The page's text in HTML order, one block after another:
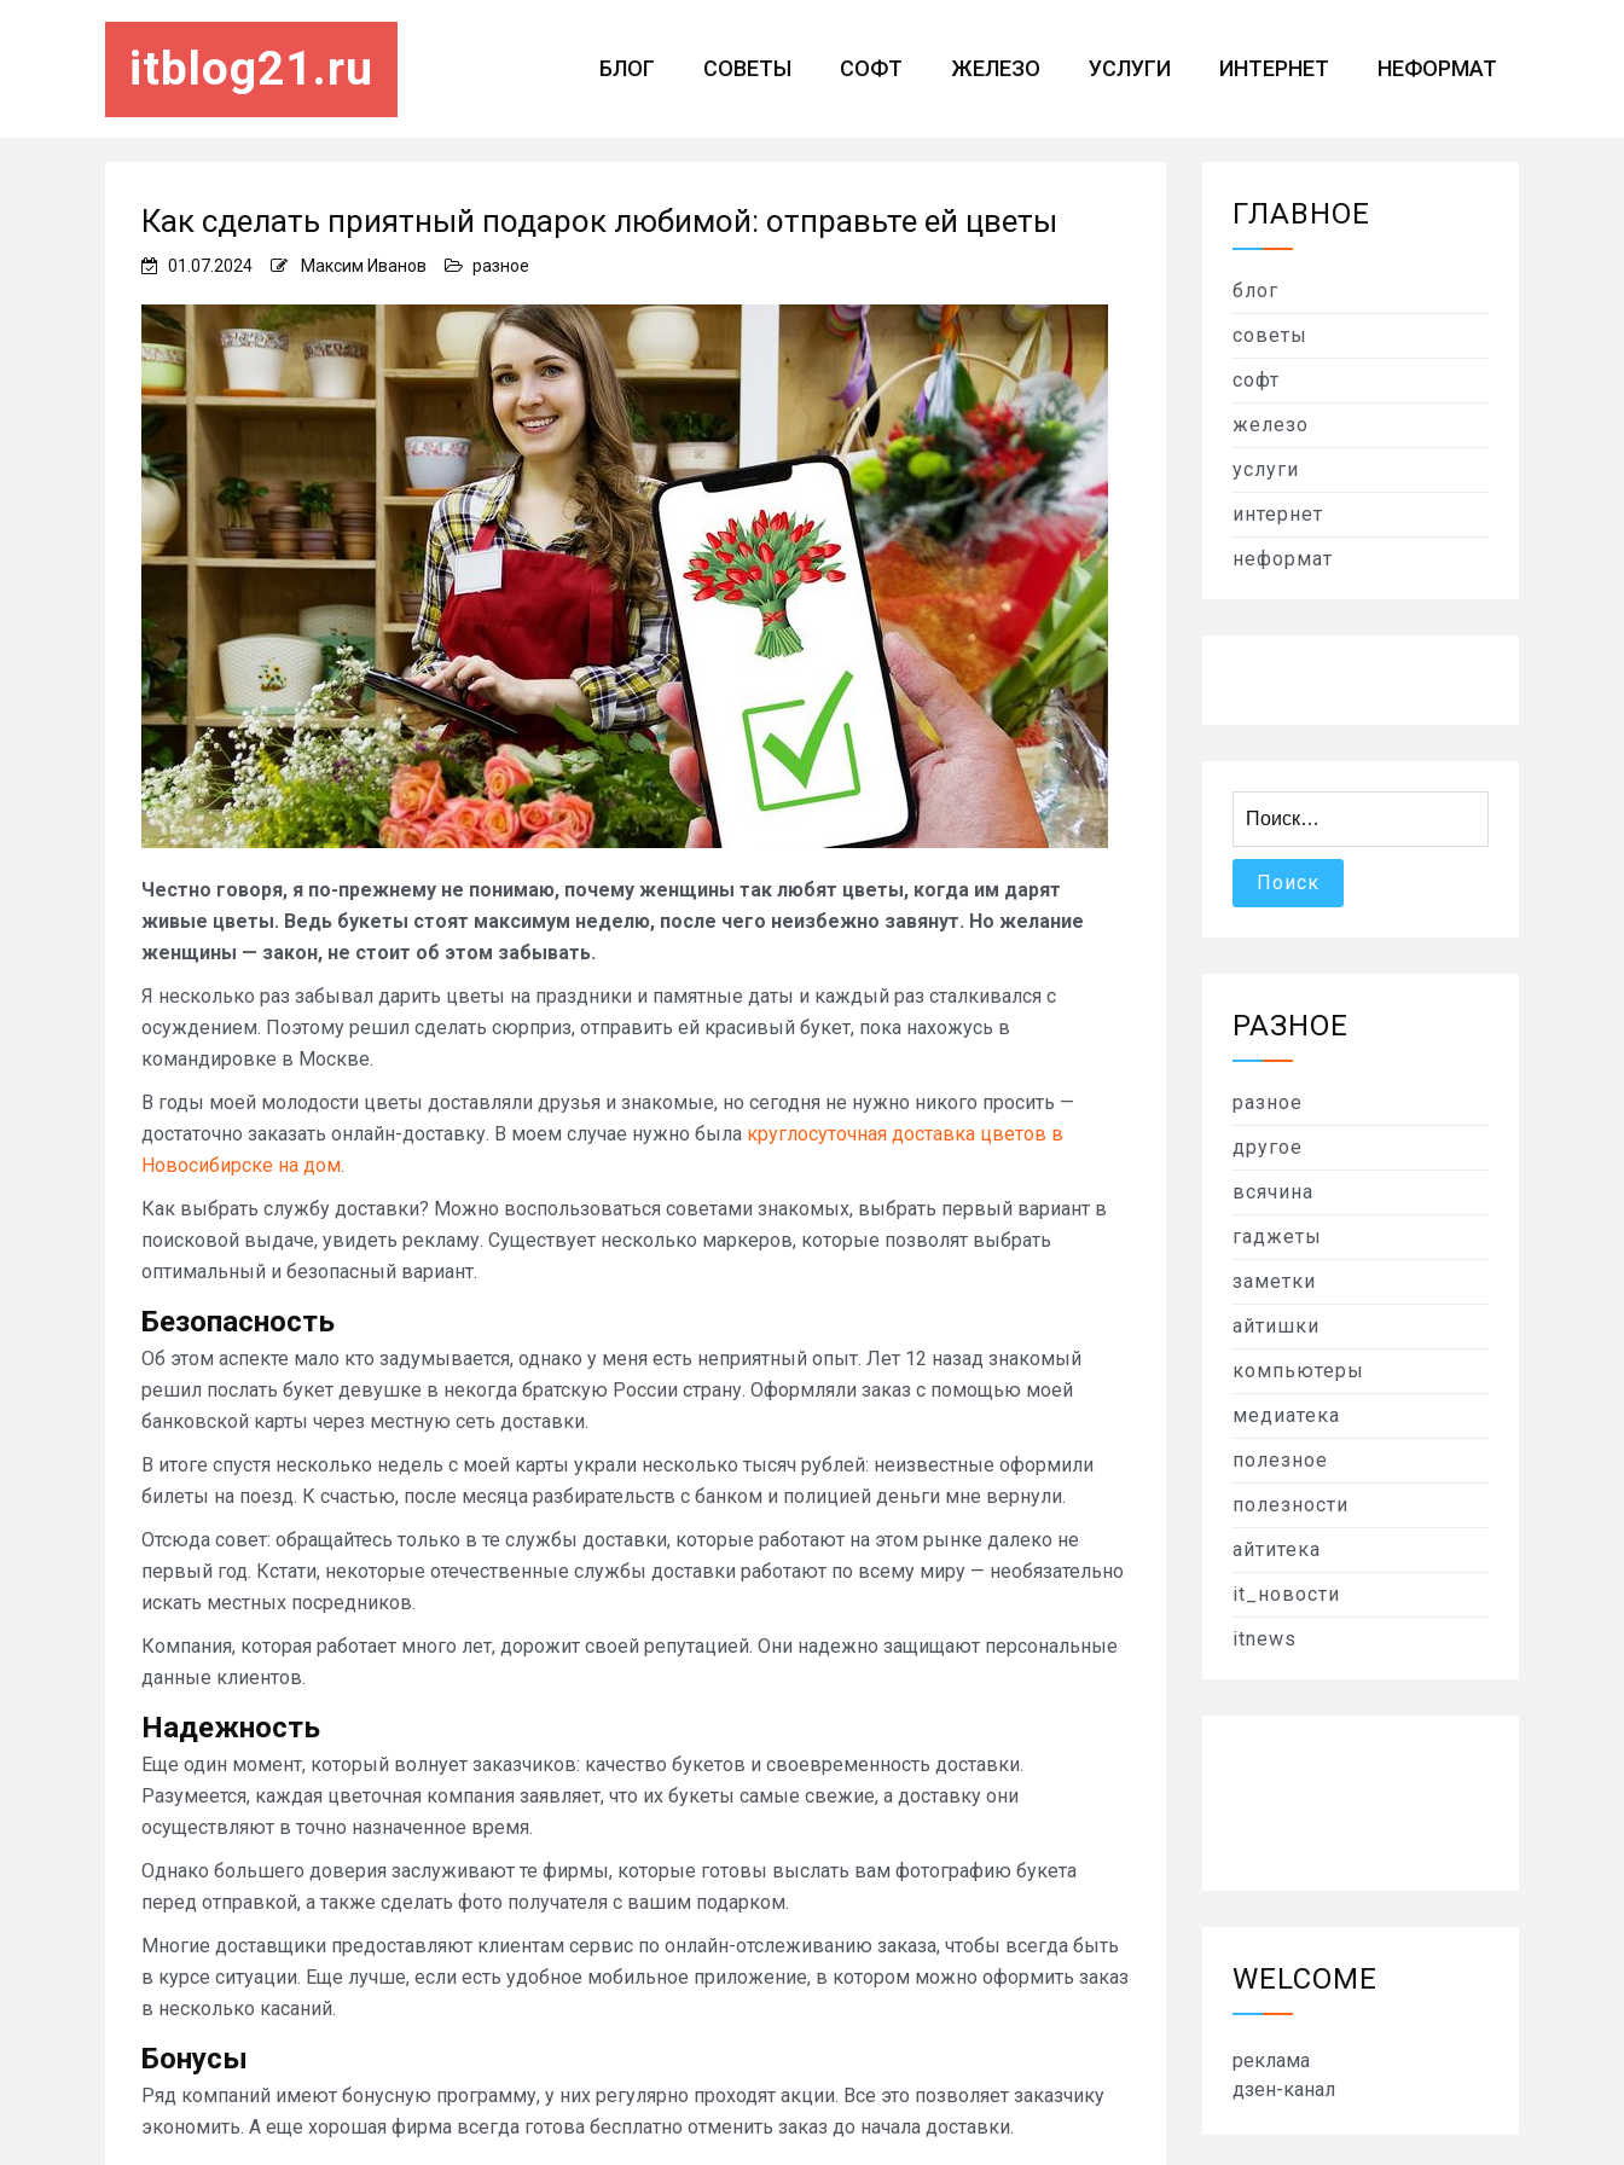
itblog21.ru БЛОГ СОВЕТЫ СОФТ ЖЕЛЕЗО УСЛУГИ ИНТЕРНЕТ НЕФОРМАТ
Как сделать приятный подарок любимой: отправьте ей цветы
01.07.2024 Максим Иванов разное
Честно говоря, я по-прежнему не понимаю, почему женщины так любят цветы, когда им дарят
живые цветы. Ведь букеты стоят максимум неделю, после чего неизбежно завянут. Но желание
женщины — закон, не стоит об этом забывать.
Я несколько раз забывал дарить цветы на праздники и памятные даты и каждый раз сталкивался с
осуждением. Поэтому решил сделать сюрприз, отправить ей красивый букет, пока нахожусь в
командировке в Москве.
В годы моей молодости цветы доставляли друзья и знакомые, но сегодня не нужно никого просить —
достаточно заказать онлайн-доставку. В моем случае нужно была круглосуточная доставка цветов в
Новосибирске на дом.
Как выбрать службу доставки? Можно воспользоваться советами знакомых, выбрать первый вариант в
поисковой выдаче, увидеть рекламу. Существует несколько маркеров, которые позволят выбрать
оптимальный и безопасный вариант.
Безопасность
Об этом аспекте мало кто задумывается, однако у меня есть неприятный опыт. Лет 12 назад знакомый
решил послать букет девушке в некогда братскую России страну. Оформляли заказ с помощью моей
банковской карты через местную сеть доставки.
В итоге спустя несколько недель с моей карты украли несколько тысяч рублей: неизвестные оформили
билеты на поезд. К счастью, после месяца разбирательств с банком и полицией деньги мне вернули.
Отсюда совет: обращайтесь только в те службы доставки, которые работают на этом рынке далеко не
первый год. Кстати, некоторые отечественные службы доставки работают по всему миру — необязательно
искать местных посредников.
Компания, которая работает много лет, дорожит своей репутацией. Они надежно защищают персональные
данные клиентов.
Надежность
Еще один момент, который волнует заказчиков: качество букетов и своевременность доставки.
Разумеется, каждая цветочная компания заявляет, что их букеты самые свежие, а доставку они
осуществляют в точно назначенное время.
Однако большего доверия заслуживают те фирмы, которые готовы выслать вам фотографию букета
перед отправкой, а также сделать фото получателя с вашим подарком.
Многие доставщики предоставляют клиентам сервис по онлайн-отслеживанию заказа, чтобы всегда быть
в курсе ситуации. Еще лучше, если есть удобное мобильное приложение, в котором можно оформить заказ
в несколько касаний.
Бонусы
Ряд компаний имеют бонусную программу, у них регулярно проходят акции. Все это позволяет заказчику
экономить. А еще хорошая фирма всегда готова бесплатно отменить заказ до начала доставки.
ГЛАВНОЕ
блог
советы
софт
железо
услуги
интернет
неформат
РАЗНОЕ
разное
другое
всячина
гаджеты
заметки
айтишки
компьютеры
медиатека
полезное
полезности
айтитека
it_новости
itnews
WELCOME
реклама
дзен-канал